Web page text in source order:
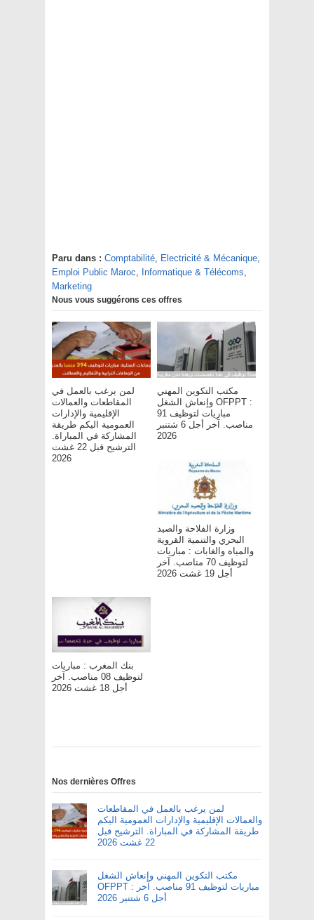
Paru dans : Comptabilité, Electricité & Mécanique,
Emploi Public Maroc, Informatique & Télécoms,
Marketing
Nous vous suggérons ces offres
لمن يرغب بالعمل في
المقاطعات والعمالات
الإقليمية والإدارات
العمومية اليكم طريقة
المشاركة في المباراة.
الترشيح قبل 22 غشت
2026
مكتب التكوين المهني
وإنعاش الشغل OFPPT :
مباريات لتوظيف 91
مناصب. آخر أجل 6 شتنبر
2026
وزارة الفلاحة والصيد
البحري والتنمية القروية
والمياه والغابات : مباريات
لتوظيف 70 مناصب. آخر
أجل 19 غشت 2026
بنك المغرب : مباريات
لتوظيف 08 مناصب. آخر
أجل 18 غشت 2026
Nos dernières Offres
لمن يرغب بالعمل في المقاطعات
والعمالات الإقليمية والإدارات العمومية اليكم
طريقة المشاركة في المباراة. الترشيح قبل
22 غشت 2026
مكتب التكوين المهني وإنعاش الشغل
OFPPT : مباريات لتوظيف 91 مناصب. آخر
أجل 6 شتنبر 2026